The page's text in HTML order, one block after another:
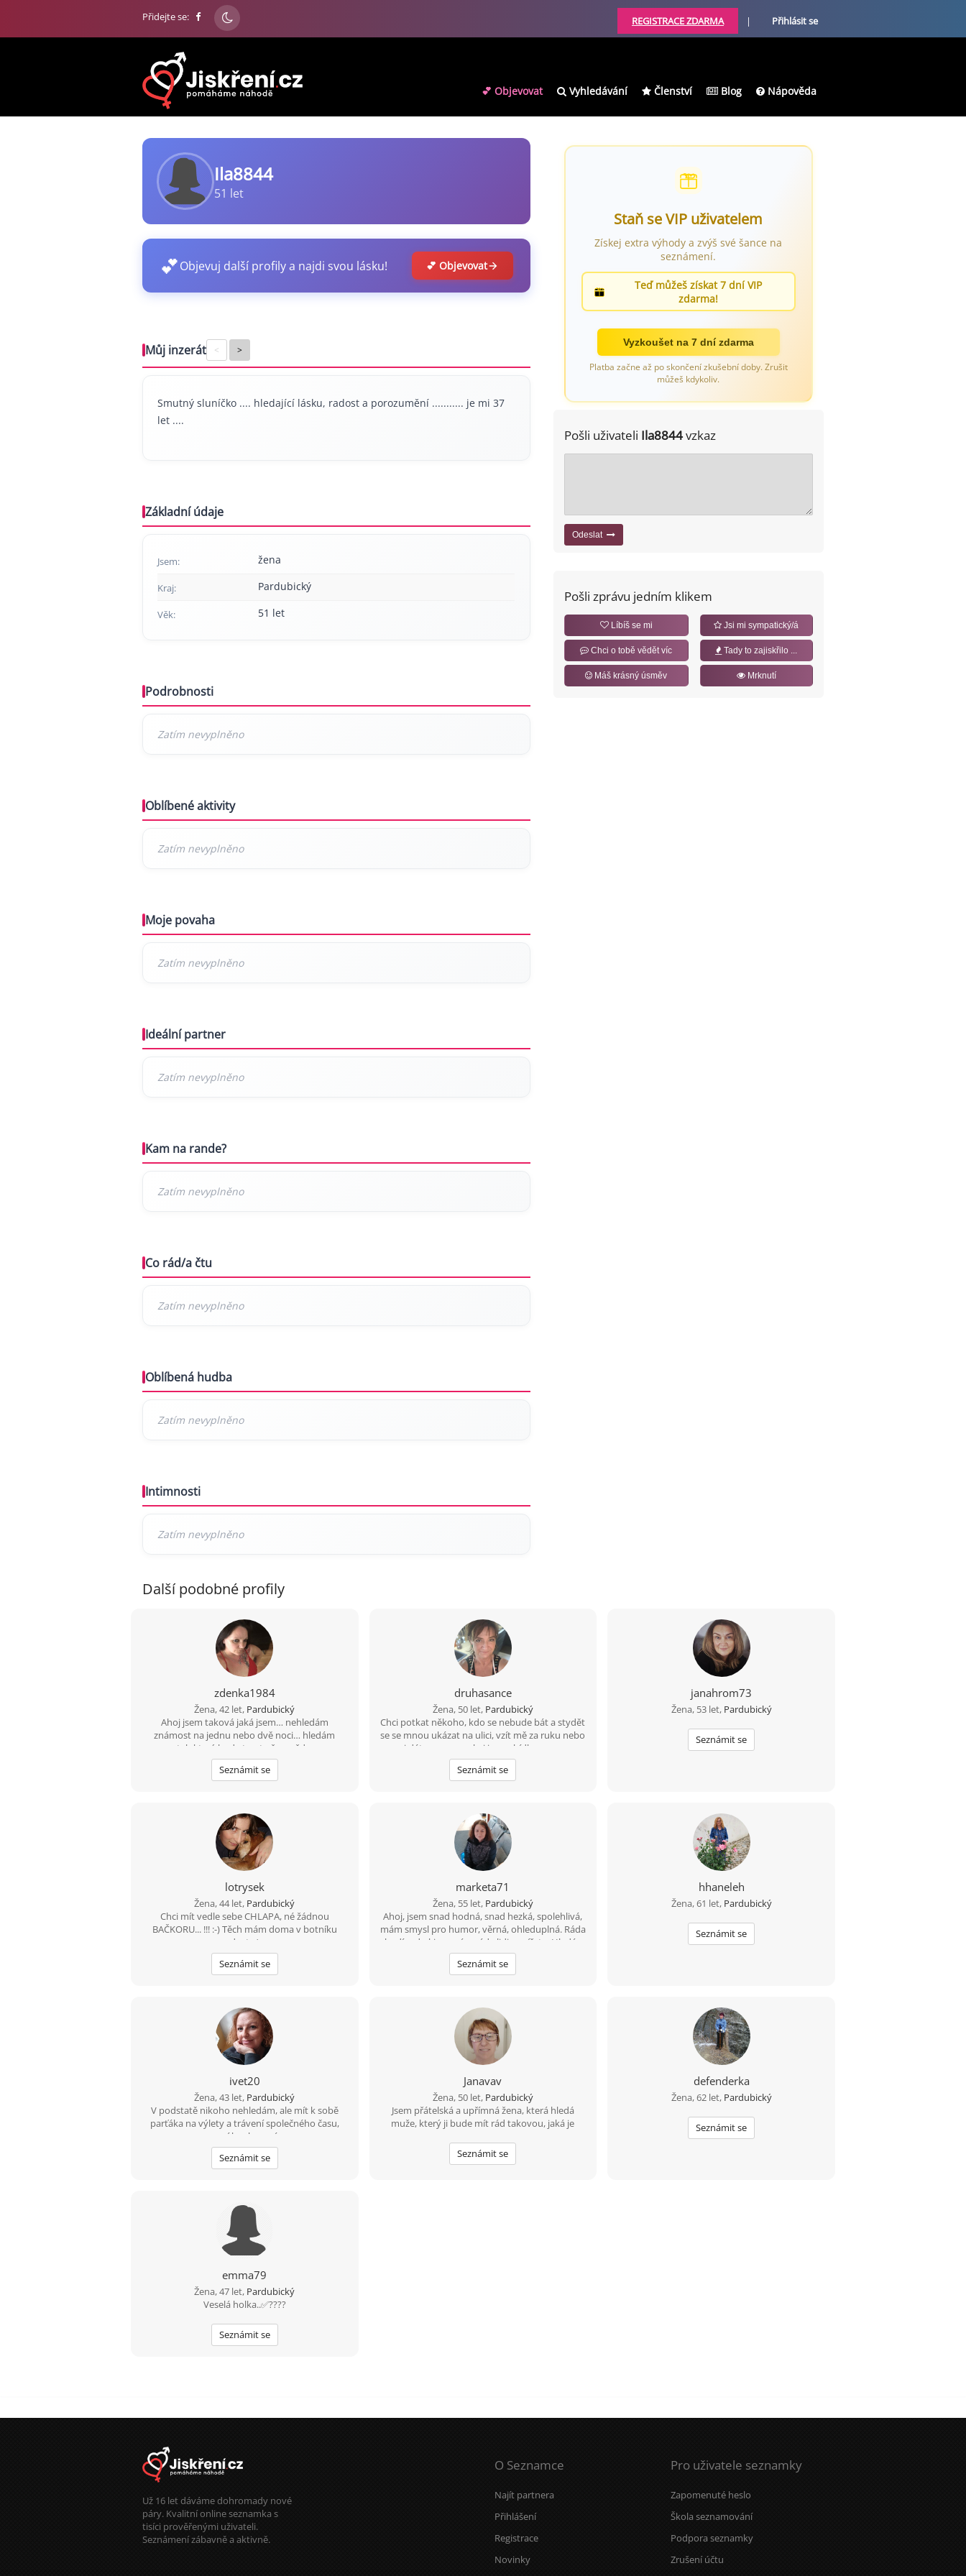
Přidejte se: REGISTRACE ZDARMA | Přihlásit se
💕 Objevovat Vyhledávání Členství Blog Nápověda
Ila8844
51 let
💕Objevuj další profily a najdi svou lásku! 💕 Objevovat
Můj inzerát < >
Smutný sluníčko .... hledající lásku, radost a porozumění ........... je mi 37
let ....
Základní údaje
Jsem: žena
Kraj: Pardubický
Věk: 51 let
Podrobnosti
Oblíbené aktivity
Moje povaha
Ideální partner
Kam na rande?
Co rád/a čtu
Oblíbená hudba
Intimnosti
Staň se VIP uživatelem
Získej extra výhody a zvýš své šance na
seznámení.
Teď můžeš získat 7 dní VIP
zdarma!
Vyzkoušet na 7 dní zdarma
Platba začne až po skončení zkušební doby. Zrušit
můžeš kdykoliv.
Pošli uživateli Ila8844vzkaz
Odeslat
Pošli zprávu jedním klikem
Líbíš se mi Jsi mi sympatický/á
Chci o tobě vědět víc Tady to zajiskřilo ...
Máš krásný úsměv Mrknutí
Další podobné profily
zdenka1984
Žena, 42 let, Pardubický
Ahoj jsem taková jaká jsem… nehledám
známost na jednu nebo dvě noci… hledám
vztah který bude trvat už na vždy ❤️
Seznámit se
druhasance
Žena, 50 let, Pardubický
Chci potkat někoho, kdo se nebude bát a stydět
se se mnou ukázat na ulici, vzít mě za ruku nebo
mi dát pusu…..nechci jen nabídky sexu za
zavřenými dveřmi
Seznámit se
janahrom73
Žena, 53 let, Pardubický
Seznámit se
lotrysek
Žena, 44 let, Pardubický
Chci mít vedle sebe CHLAPA, né žádnou
BAČKORU... !!! :-) Těch mám doma v botníku
dost :-)
Seznámit se
marketa71
Žena, 55 let, Pardubický
Ahoj, jsem snad hodná, snad hezká, spolehlivá,
mám smysl pro humor, věrná, ohleduplná. Ráda
chodím do kina, mám ráda lidi a zvířata. Hledám
hodného, spolehlivého muže se smyslem pro
humor a pro hezký život.
Seznámit se
hhaneleh
Žena, 61 let, Pardubický
Seznámit se
ivet20
Žena, 43 let, Pardubický
V podstatě nikoho nehledám, ale mít k sobě
parťáka na výlety a trávení společného času,
není k zahození.
Seznámit se
Janavav
Žena, 50 let, Pardubický
Jsem přátelská a upřímná žena, která hledá
muže, který ji bude mít rád takovou, jaká je
Seznámit se
defenderka
Žena, 62 let, Pardubický
Seznámit se
emma79
Žena, 47 let, Pardubický
Veselá holka..✅????
Seznámit se
Už 16 let dáváme dohromady nové
páry. Kvalitní online seznamka s
tisíci prověřenými uživateli.
Seznámení zábavně a aktivně.
O Seznamce
Najít partnera
Přihlášení
Registrace
Novinky
Pro uživatele seznamky
Zapomenuté heslo
Škola seznamování
Podpora seznamky
Zrušení účtu